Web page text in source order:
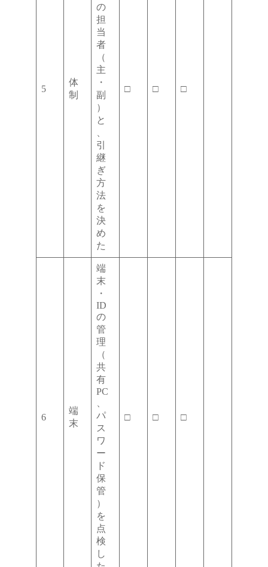
5
体
制
の
担
当
者
（
主
・
副
）
と
引
継
ぎ
方
法
を
決
め
た
□ □ □
6
端
末
端
末
・
ID
の
管
理
（
共
有
PC
パ
ス
ワ
ー
ド
保
管
）
を
点
検
し
□ □ □